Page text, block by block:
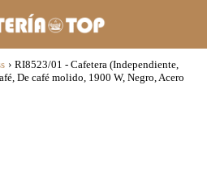
› RI8523/01 - Cafetera (Independiente,
De café molido, 1900 W, Negro, Acero